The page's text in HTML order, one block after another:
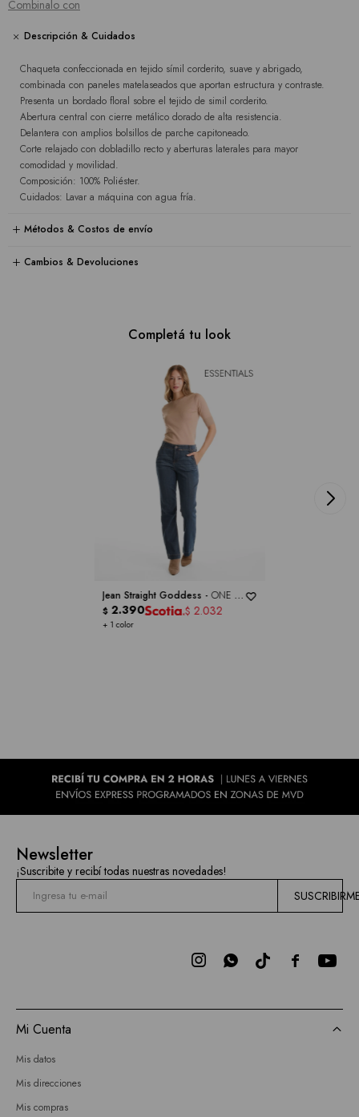
Combinalo con
Descripción & Cuidados
Chaqueta confeccionada en tejido símil corderito, suave y abrigado,
combinada con paneles matelaseados que aportan estructura y contraste.
Presenta un bordado floral sobre el tejido de simil corderito.
Abertura central con cierre metálico dorado de alta resistencia.
Delantera con amplios bolsillos de parche capitoneado.
Corte relajado con dobladillo recto y aberturas laterales para mayor
comodidad y movilidad.
Composición: 100% Poliéster.
Cuidados: Lavar a máquina con agua fría.
Métodos & Costos de envío
Cambios & Devoluciones
Completá tu look
Jean Straight Goddess -ONE 5
ONE
+ 1 color
$ 2.390 $ 2.032
Newsletter
¡Suscribite y recibí todas nuestras novedades!

 
Mi Cuenta
Mis datos
Mis direcciones
Mis compras